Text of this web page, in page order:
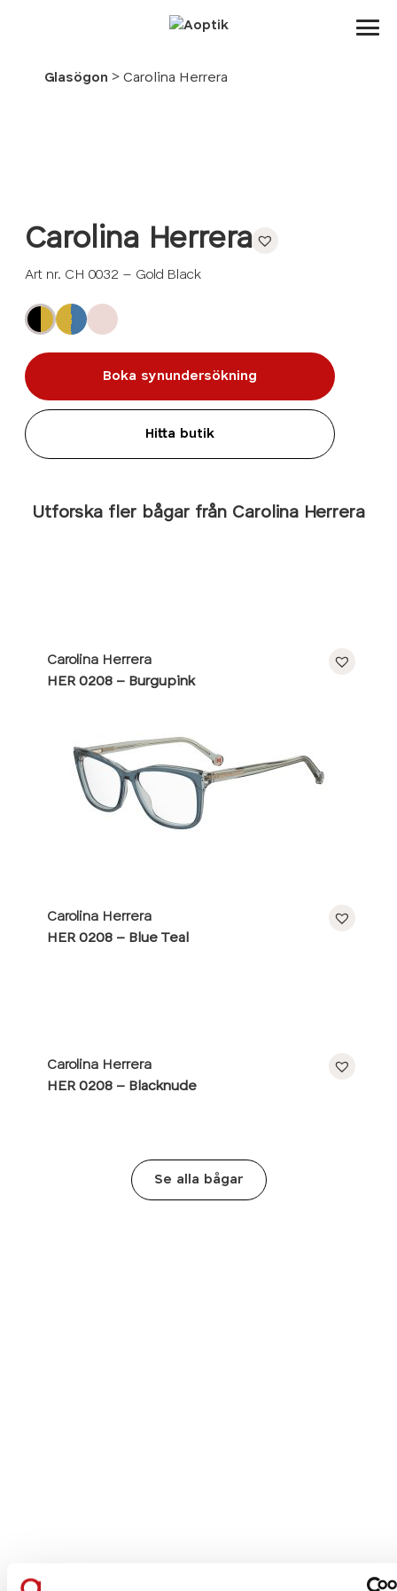
Aoptik
Glasögon > Carolina Herrera
Carolina Herrera
Art nr. CH 0032 – Gold Black
Boka synundersökning
Hitta butik
Utforska fler bågar från Carolina Herrera
Carolina Herrera
HER 0208 – Burgupink
Carolina Herrera
HER 0208 – Blue Teal
Carolina Herrera
HER 0208 – Blacknude
Se alla bågar